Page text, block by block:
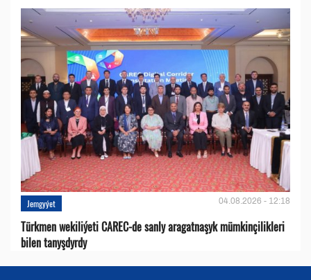
Jemgyýet 04.08.2026 - 12:18
Türkmen wekiliýeti CAREC-de sanly aragatnaşyk mümkinçilikleri
bilen tanyşdyrdy